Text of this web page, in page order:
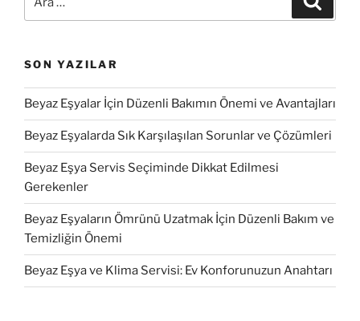
SON YAZILAR
Beyaz Eşyalar İçin Düzenli Bakımın Önemi ve Avantajları
Beyaz Eşyalarda Sık Karşılaşılan Sorunlar ve Çözümleri
Beyaz Eşya Servis Seçiminde Dikkat Edilmesi
Gerekenler
Beyaz Eşyaların Ömrünü Uzatmak İçin Düzenli Bakım ve
Temizliğin Önemi
Beyaz Eşya ve Klima Servisi: Ev Konforunuzun Anahtarı